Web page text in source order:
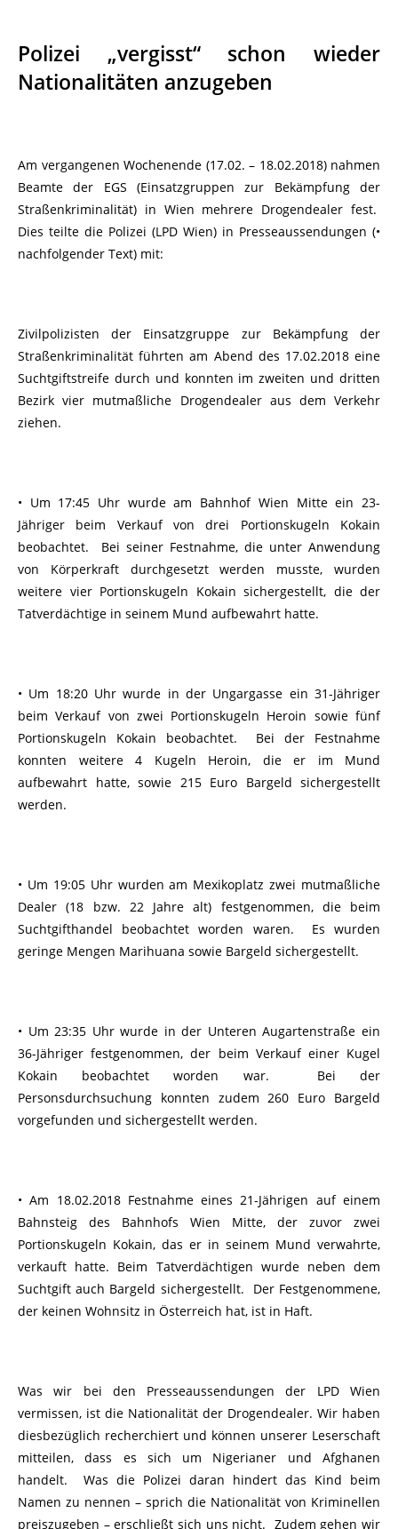
Polizei „vergisst“ schon wieder
Nationalitäten anzugeben
Am vergangenen Wochenende (17.02. – 18.02.2018) nahmen
Beamte der EGS (Einsatzgruppen zur Bekämpfung der
Straßenkriminalität) in Wien mehrere Drogendealer fest.
Dies teilte die Polizei (LPD Wien) in Presseaussendungen (•
nachfolgender Text) mit:
Zivilpolizisten der Einsatzgruppe zur Bekämpfung der
Straßenkriminalität führten am Abend des 17.02.2018 eine
Suchtgiftstreife durch und konnten im zweiten und dritten
Bezirk vier mutmaßliche Drogendealer aus dem Verkehr
ziehen.
• Um 17:45 Uhr wurde am Bahnhof Wien Mitte ein 23-
Jähriger beim Verkauf von drei Portionskugeln Kokain
beobachtet. Bei seiner Festnahme, die unter Anwendung
von Körperkraft durchgesetzt werden musste, wurden
weitere vier Portionskugeln Kokain sichergestellt, die der
Tatverdächtige in seinem Mund aufbewahrt hatte.
• Um 18:20 Uhr wurde in der Ungargasse ein 31-Jähriger
beim Verkauf von zwei Portionskugeln Heroin sowie fünf
Portionskugeln Kokain beobachtet. Bei der Festnahme
konnten weitere 4 Kugeln Heroin, die er im Mund
aufbewahrt hatte, sowie 215 Euro Bargeld sichergestellt
werden.
• Um 19:05 Uhr wurden am Mexikoplatz zwei mutmaßliche
Dealer (18 bzw. 22 Jahre alt) festgenommen, die beim
Suchtgifthandel beobachtet worden waren. Es wurden
geringe Mengen Marihuana sowie Bargeld sichergestellt.
• Um 23:35 Uhr wurde in der Unteren Augartenstraße ein
36-Jähriger festgenommen, der beim Verkauf einer Kugel
Kokain beobachtet worden war. Bei der
Personsdurchsuchung konnten zudem 260 Euro Bargeld
vorgefunden und sichergestellt werden.
• Am 18.02.2018 Festnahme eines 21-Jährigen auf einem
Bahnsteig des Bahnhofs Wien Mitte, der zuvor zwei
Portionskugeln Kokain, das er in seinem Mund verwahrte,
verkauft hatte. Beim Tatverdächtigen wurde neben dem
Suchtgift auch Bargeld sichergestellt. Der Festgenommene,
der keinen Wohnsitz in Österreich hat, ist in Haft.
Was wir bei den Presseaussendungen der LPD Wien
vermissen, ist die Nationalität der Drogendealer. Wir haben
diesbezüglich recherchiert und können unserer Leserschaft
mitteilen, dass es sich um Nigerianer und Afghanen
handelt. Was die Polizei daran hindert das Kind beim
Namen zu nennen – sprich die Nationalität von Kriminellen
preiszugeben – erschließt sich uns nicht. Zudem gehen wir